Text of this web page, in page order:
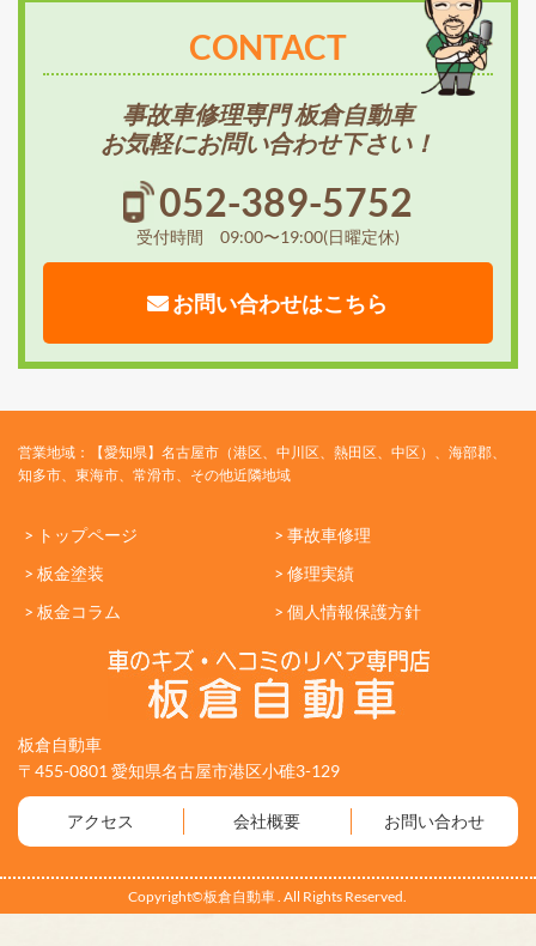
CONTACT
事故車修理専門 板倉自動車
お気軽にお問い合わせ下さい！
052-389-5752
受付時間 09:00〜19:00(日曜定休)
お問い合わせはこちら
営業地域：【愛知県】名古屋市（港区、中川区、熱田区、中区）、海部郡、
知多市、東海市、常滑市、その他近隣地域
> トップページ
> 事故車修理
> 板金塗装
> 修理実績
> 板金コラム
> 個人情報保護方針
板倉自動車
〒455-0801 愛知県名古屋市港区小碓3-129
アクセス 会社概要 お問い合わせ
Copyright©板倉自動車 . All Rights Reserved.